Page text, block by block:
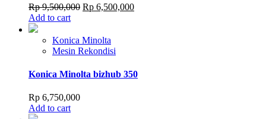
Rp9,500,000 Original
Rp 9,500,000.
Rp 6,500,000Current
Add to cart
Konica Minolta
Mesin Rekondisi
Konica Minolta bizhub 350
Rp 6,750,000
Add to cart